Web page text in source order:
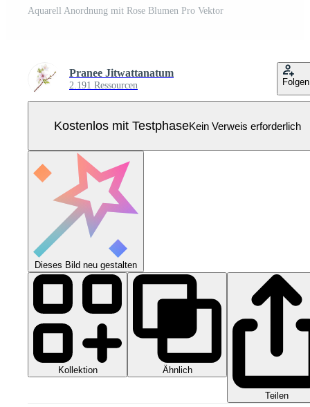
Aquarell Anordnung mit Rose Blumen Pro Vektor
Pranee Jitwattanatum
2.191 Ressourcen Folgen
Kostenlos mit TestphaseKein Verweis erforderlich
Dieses Bild neu gestalten
Kollektion Ähnlich
Teilen